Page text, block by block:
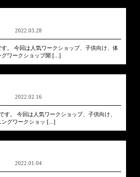
2022.03.28
。 今回は人気ワークショップ、子供向け、体
グワークショップ開 […]
2022.02.16
す。 今回は人気ワークショップ、子供向け、
ングワークショッ […]
2022.01.04